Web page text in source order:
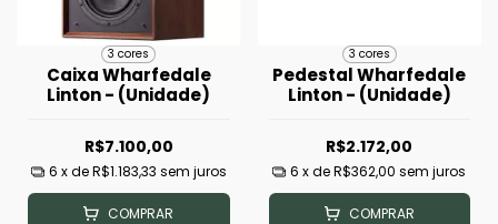
3 cores
Caixa Wharfedale
Linton - (Unidade)
R$7.100,00
6 x deR$1.183,33 sem juros
COMPRAR
3 cores
Pedestal Wharfedale
Linton - (Unidade)
R$2.172,00
6 x deR$362,00 sem juros
COMPRAR